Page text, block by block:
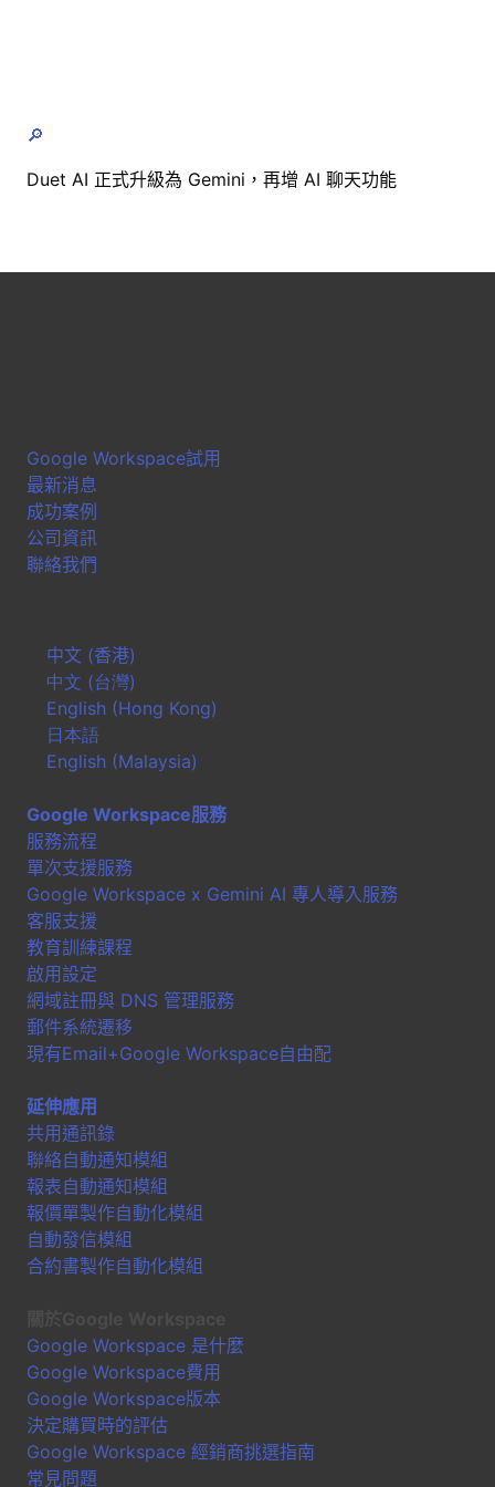
🔎
Duet AI 正式升級為 Gemini，再增 AI 聊天功能
Google Workspace試用
最新消息
成功案例
公司資訊
聯絡我們
中文 (香港)
中文 (台灣)
English (Hong Kong)
日本語
English (Malaysia)
Google Workspace服務
服務流程
單次支援服務
Google Workspace x Gemini AI 專人導入服務
客服支援
教育訓練課程
啟用設定
網域註冊與 DNS 管理服務
郵件系統遷移
現有Email+Google Workspace自由配
延伸應用
共用通訊錄
聯絡自動通知模組
報表自動通知模組
報價單製作自動化模組
自動發信模組
合約書製作自動化模組
Google Workspace 是什麼
Google Workspace費用
Google Workspace版本
決定購買時的評估
Google Workspace 經銷商挑選指南
常見問題